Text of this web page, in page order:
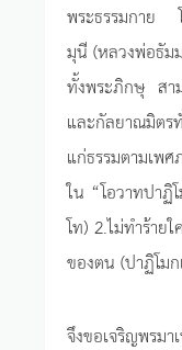
พระธรรมกาย
มุนี (หลวงพ่อธัม
ทั้งพระภิกษุ ส
และกัลยาณมิต
แก่ธรรมตามเพ
ใน “โอวาทปาฏิ
โท) 2.ไม่ทำร้าย
ของตน (ปาฏิโมก
จึงขอเจริญพรม